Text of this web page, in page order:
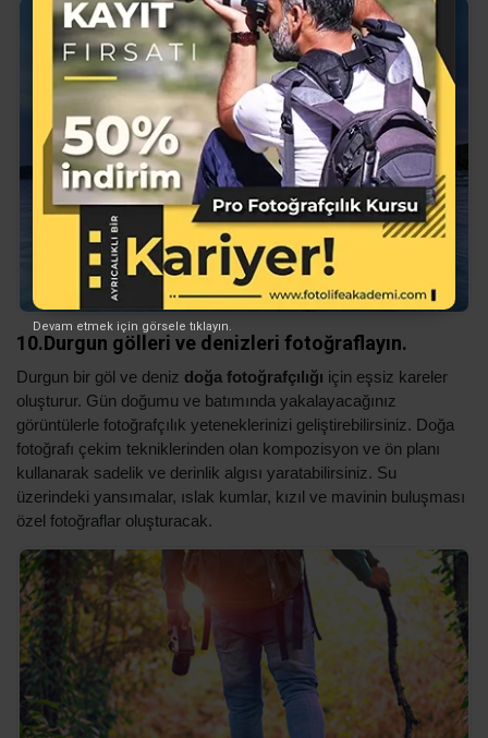
10.Durgun gölleri ve denizleri fotoğraflayın.
Durgun bir göl ve deniz doğa fotoğrafçılığı için eşsiz kareler
oluşturur. Gün doğumu ve batımında yakalayacağınız
görüntülerle fotoğrafçılık yeteneklerinizi geliştirebilirsiniz. Doğa
fotoğrafı çekim tekniklerinden olan kompozisyon ve ön planı
kullanarak sadelik ve derinlik algısı yaratabilirsiniz. Su
üzerindeki yansımalar, ıslak kumlar, kızıl ve mavinin buluşması
özel fotoğraflar oluşturacak.
Devam etmek için görsele tıklayın.